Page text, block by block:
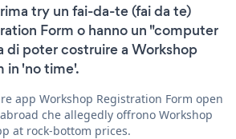
try un fai-da-te (fai da te)
Form o hanno un "computer
di poter costruire a Workshop
in 'no time'.
app Workshop Registration Form open
che allegedly offrono Workshop
at rock-bottom prices.